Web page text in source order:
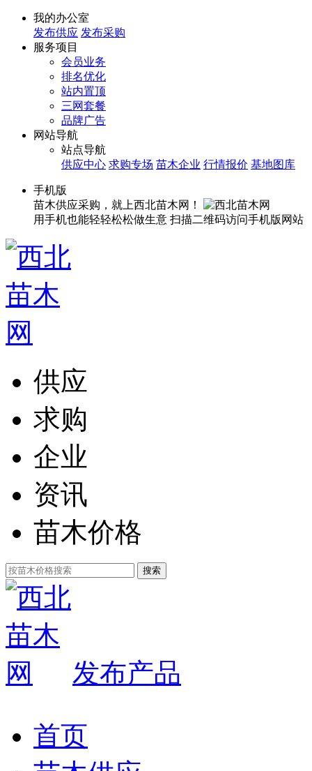
我的办公室
发布供应 发布采购
服务项目
会员业务
排名优化
站内置顶
三网套餐
品牌广告
网站导航
站点导航
供应中心 求购专场 苗木企业 行情报价 基地图库
手机版
苗木供应采购，就上西北苗木网！
用手机也能轻轻松松做生意 扫描二维码访问手机版网站
供应
求购
企业
资讯
苗木价格
发布产品
首页